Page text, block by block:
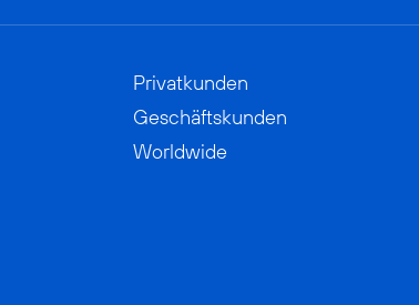
Privatkunden
Geschäftskunden
Worldwide